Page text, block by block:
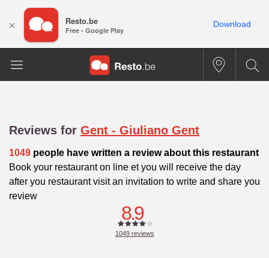
Reviews for Gent - Giuliano Gent
1049 people have written a review about this restaurant
Book your restaurant on line et you will receive the day
after you restaurant visit an invitation to write and share you
review
8.9
1049reviews
× Resto.be
Free - Google Play
Download